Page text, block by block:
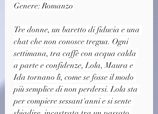
Genere: Romanzo
Tre donne, un baretto di fiducia e una
chat che non conosce tregua. Ogni
settimana, tra caffè con acqua calda
a parte e confidenze, Lola, Maura e
Ida tornano lì, come se fosse il modo
più semplice di non perdersi. Lola sta
per compiere sessant'anni e si sente